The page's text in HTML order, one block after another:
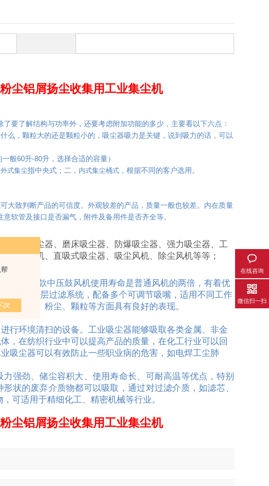
尘铝屑扬尘收集用工业集尘机
要了解结构与功率外，还要考虑附加功能的多少，主要看以下六点：
么，颗粒大的还是颗粒小的，吸尘器吸力是关键，说到吸力的话，可以
般60升-80升，选择合适的容量）
外式集尘指中央式；二， 内式集尘桶式 ，根据不同的客户选用。
大致判断产品的可信度。外观较差的产品，质量一般也较差。内在质量
软管及接口是否漏气，附件及备用件是否齐全等。
定式吸尘器、磨床吸尘器、防爆吸尘器、强力吸尘器、工
业集尘机、直吸式吸尘器、吸尘风机、除尘风机等等；
机，此款中压鼓风机使用寿命是普通风机的两倍，有着优
具有多层过滤系统，配备多个可调节吸嘴，适用不同工作
，灰尘、粉尘、颗粒等方面具有良好的表现。
行环境清扫的设备。工业吸尘器能够吸取各类金属、非金
，在纺织行业中可以提高产品的质量，在化工行业可以回
吸尘器可以有效防止一些职业病的危害，如电焊工尘肺
强劲、储尘容积大、使用寿命长、可耐高温等优点，特别
状的废弃介质物都可以吸取，通过对过滤介质，如滤芯、
可适用于精细化工、精密机械等行业。
尘铝屑扬尘收集用工业集尘机
在线咨询
微信扫一扫